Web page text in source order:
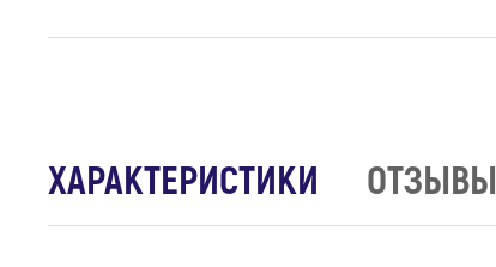
ХАРАКТЕРИСТИКИ ОТЗЫВЫ